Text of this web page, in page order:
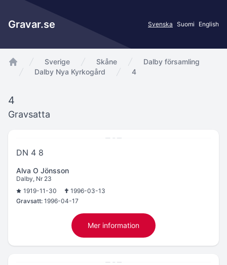
Gravar.se Svenska Suomi English
app.Start
Sverige Skåne
Dalby församling
Dalby Nya Kyrkogård
4
4
Gravsatta
DN 4 8
Alva O Jönsson
Dalby, Nr 23
1919-11-30
1996-03-13
Gravsatt: 1996-04-17
Mer information